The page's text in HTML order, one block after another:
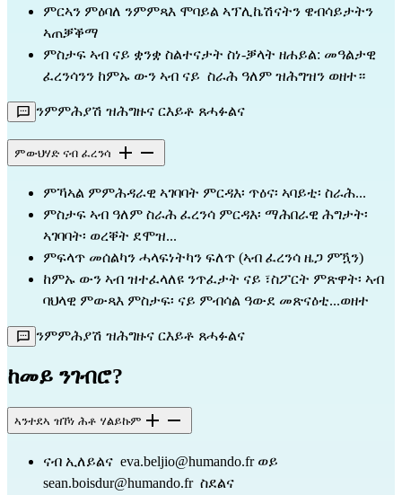
ምርኣን ምዕባለ ንምምጻእ ሞባይል ኣፕሊኬሽናትን ዌብሳይታትን
ኣጠቓቕማ
ምስታፍ ኣብ ናይ ቋንቋ ስልተናታት ስነ-ቓላት ዘሐይል: መዓልታዊ
ፈረንሳንን ከምኡ ውን ኣብ ናይ  ስራሕ ዓለም ዝሕግዝን ወዘተ።
ንምምሕያሽ ዝሕግዙና ርእይቶ ጸሓፉልና
ምውህሃድ ናብ ፈረንሳ
ምኻኣል ምምሕዳራዊ ኣገባባት ምርዳእ፡ ጥዕና፡ ኣባይቲ፡ ስራሕ...
ምስታፍ ኣብ ዓለም ስራሕ ፈረንሳ ምርዳእ፡ ማሕበራዊ ሕግታት፡
ኣገባባት፡ ወረቐት ደሞዝ...
ምፍላጥ መሰልካን ሓላፍነትካን ፍለጥ (ኣብ ፈረንሳ ዜጋ ምዃን)
ከምኡ ውን ኣብ ዝተፈላለዩ ንጥፈታት ናይ ፣ስፖርት ምጽዋት፡ ኣብ
ባህላዊ ምውጻእ ምስታፍ፡ ናይ ምብሳል ዓውደ መጽናዕቲ...ወዘተ
ንምምሕያሽ ዝሕግዙና ርእይቶ ጸሓፉልና
ከመይ ንገብሮ?
ኣንተደኣ ዝኾነ ሕቶ ሃልይኩም
ናብ ኢለይልና eva.beljio@humando.fr
sean.boisdur@humando.fr
  ስደልና